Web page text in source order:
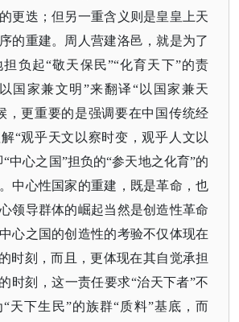
更迭；但另一重含义则是皇皇上天
的重建。周人营建洛邑，就是为了
负起“敬天保民”“化育天下”的责
国家兼文明”来翻译“以国家兼天
，更重要的是强调要在中国传统经
“观乎天文以察时变，观乎人文以
中心之国”担负的“参天地之化育”的
中心性国家的重建，既是革命，也
领导群体的崛起当然是创造性革命
心之国的创造性的考验不仅体现在
时刻，而且，更体现在其自觉承担
时刻，这一责任要求“治天下者”不
天下生民”的族群“质料”基底，而